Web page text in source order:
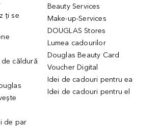
ți se
căldură
de par
Beauty Services
Make-up-Services
DOUGLAS Stores
Lumea cadourilor
Douglas Beauty Card
Voucher Digital
Idei de cadouri pentru ea
Idei de cadouri pentru el